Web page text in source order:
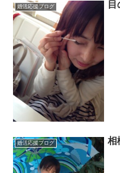
婚活応援ブログ
婚活応援ブログ 相